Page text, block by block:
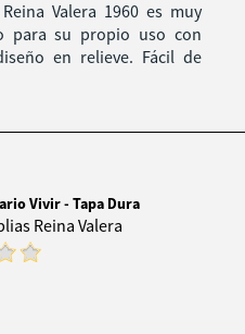
Valera 1960 es muy
para su propio uso con
en relieve. Fácil de
Vivir - Tapa Dura
Reina Valera